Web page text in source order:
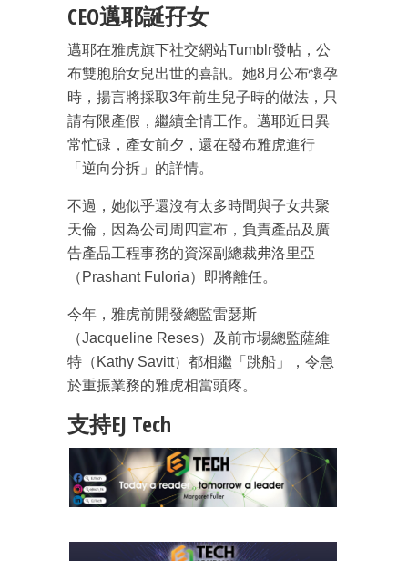
CEO邁耶誕孖女
邁耶在雅虎旗下社交網站Tumblr發帖，公
布雙胞胎女兒出世的喜訊。她8月公布懷孕
時，揚言將採取3年前生兒子時的做法，只
請有限產假，繼續全情工作。邁耶近日異
常忙碌，產女前夕，還在發布雅虎進行
「逆向分拆」的詳情。
不過，她似乎還沒有太多時間與子女共聚
天倫，因為公司周四宣布，負責產品及廣
告產品工程事務的資深副總裁弗洛里亞
（Prashant Fuloria）即將離任。
今年，雅虎前開發總監雷瑟斯
（Jacqueline Reses）及前市場總監薩維
特（Kathy Savitt）都相繼「跳船」，令急
於重振業務的雅虎相當頭疼。
支持EJ Tech
最新資訊（附創業懶人包）
箱！